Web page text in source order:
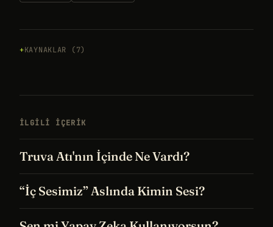
KAYNAKLAR (7)
İLGILI IÇERIK
Truva Atı'nın İçinde Ne Vardı?
“İç Sesimiz” Aslında Kimin Sesi?